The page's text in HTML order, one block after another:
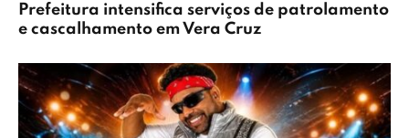
Prefeitura intensifica serviços de patrolamento
e cascalhamento em Vera Cruz